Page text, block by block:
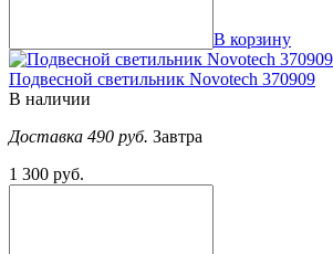
В корзину
Подвесной светильник Novotech 370909
В наличии
Доставка 490 руб. Завтра
1 300 руб.